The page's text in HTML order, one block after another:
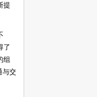
提
了
组
与交